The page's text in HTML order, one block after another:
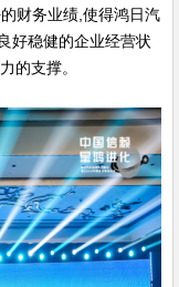
财务业绩,使得鸿日汽
好稳健的企业经营状
的支撑。